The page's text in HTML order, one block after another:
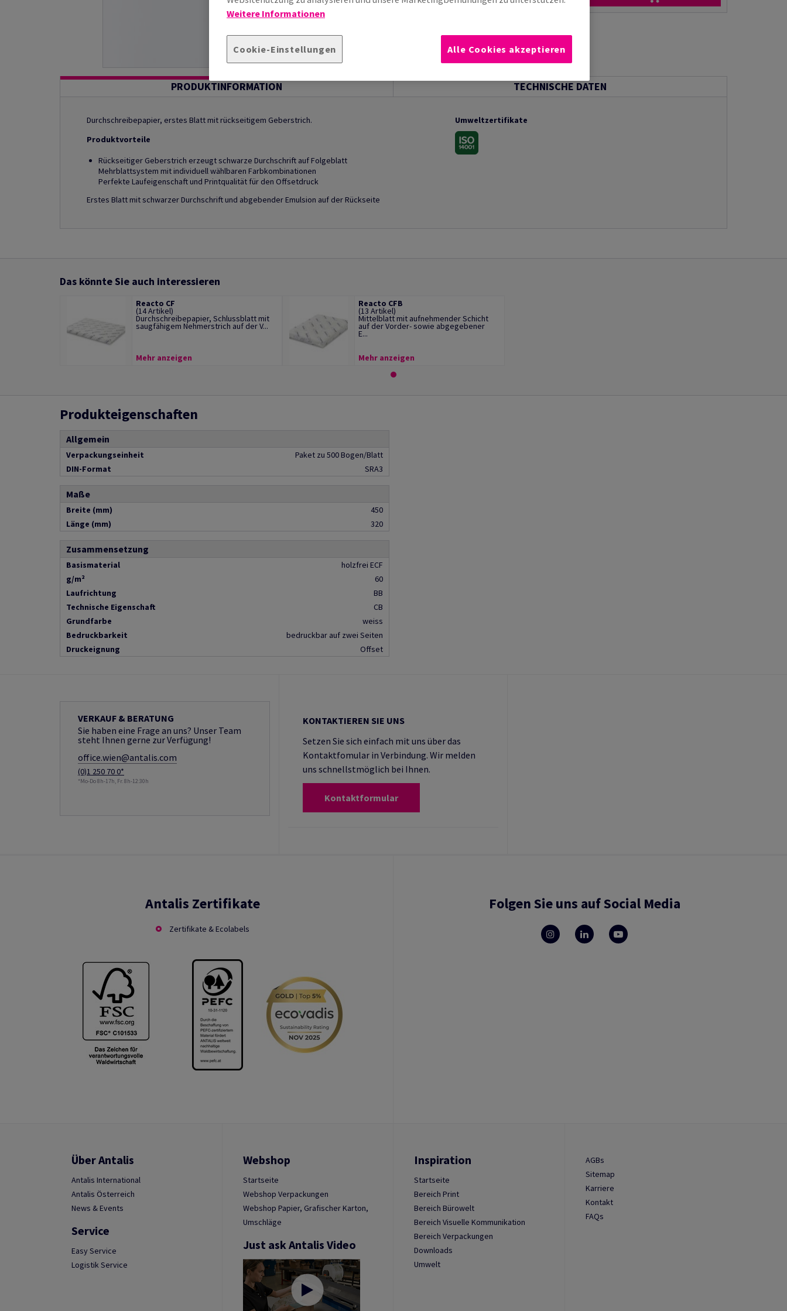
PRODUKTINFORMATION TECHNISCHE DATEN
Durchschreibepapier, erstes Blatt mit rückseitigem Geberstrich.
Produktvorteile
Rückseitiger Geberstrich erzeugt schwarze Durchschrift auf Folgeblatt
Mehrblattsystem mit individuell wählbaren Farbkombinationen
Perfekte Laufeigenschaft und Printqualität für den Offsetdruck
Erstes Blatt mit schwarzer Durchschrift und abgebender Emulsion auf der Rückseite
Umweltzertifikate
Das könnte Sie auch interessieren
Reacto CF
(14 Artikel)
Durchschreibepapier, Schlussblatt mit
saugfähigem Nehmerstrich auf der V...
Mehr anzeigen
Reacto CFB
(13 Artikel)
Mittelblatt mit aufnehmender Schicht
auf der Vorder- sowie abgegebener
E...
Mehr anzeigen
Produkteigenschaften
Allgemein
Verpackungseinheit
Paket zu 500 Bogen/Blatt
DIN-Format
SRA3
Maße
Breite (mm)
450
Länge (mm)
320
Zusammensetzung
Basismaterial
holzfrei ECF
g/m²
60
Laufrichtung
BB
Technische Eigenschaft
CB
Grundfarbe
weiss
Bedruckbarkeit
bedruckbar auf zwei Seiten
Druckeignung
Offset
VERKAUF & BERATUNG
Sie haben eine Frage an uns? Unser Team
steht Ihnen gerne zur Verfügung!
office.wien@antalis.com
(0)1 250 70 0*
*Mo-Do 8h-17h, Fr. 8h-12:30h
KONTAKTIEREN SIE UNS
Setzen Sie sich einfach mit uns über das
Kontaktfomular in Verbindung. Wir melden
uns schnellstmöglich bei Ihnen.
Kontaktformular
Antalis Zertifikate
Zertifikate & Ecolabels
Folgen Sie uns auf Social Media
Über Antalis
Antalis International
Antalis Österreich
News & Events
Service
Easy Service
Logistik Service
Webshop
Startseite
Webshop Verpackungen
Webshop Papier, Grafischer Karton,
Umschläge
Just ask Antalis Video
Inspiration
Startseite
Bereich Print
Bereich Bürowelt
Bereich Visuelle Kommunikation
Bereich Verpackungen
Downloads
Umwelt
AGBs
Sitemap
Karriere
Kontakt
FAQs
Weitere Informationen
Cookie-Einstellungen Alle Cookies akzeptieren